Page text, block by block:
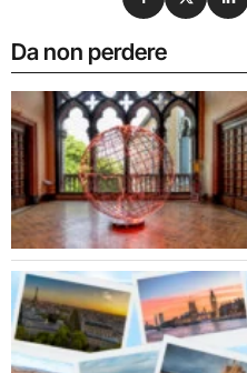
Da non perdere